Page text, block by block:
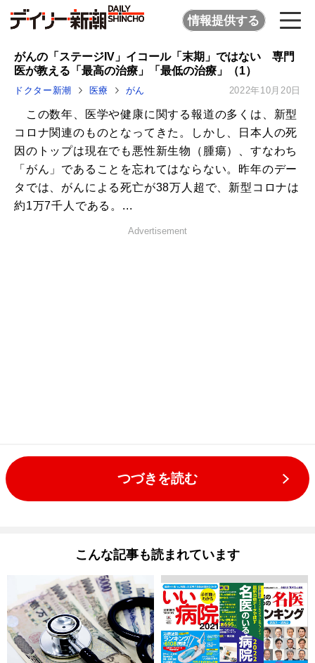
情報提供する
がんの「ステージIV」イコール「末期」ではない 専門
医が教える「最高の治療」「最低の治療」（1）
ドクター新潮 医療 がん 2022年10月20日
この数年、医学や健康に関する報道の多くは、新型
コロナ関連のものとなってきた。しかし、日本人の死
因のトップは現在でも悪性新生物（腫瘍）、すなわち
「がん」であることを忘れてはならない。昨年のデー
タでは、がんによる死亡が38万人超で、新型コロナは
約1万7千人である。...
Advertisement
つづきを読む
こんな記事も読まれています